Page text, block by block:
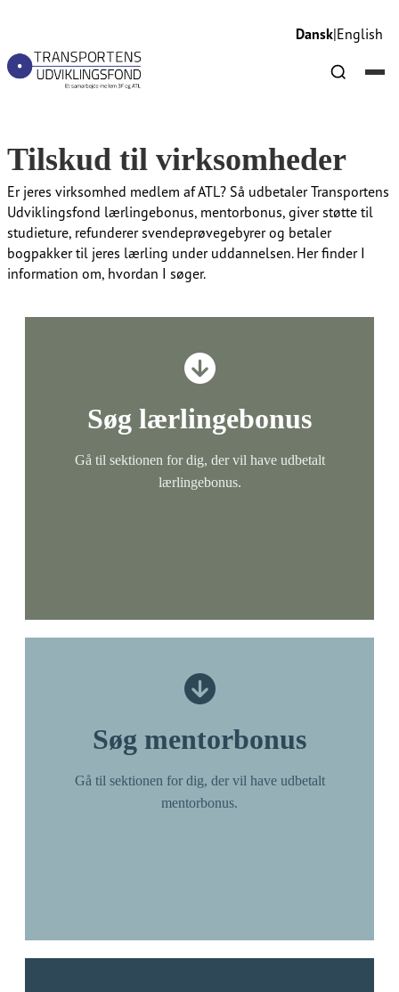
Dansk|English
Tilskud til virksomheder​​​​‌ ‍ ​‍​‍‌‍ ‌ ​‍‌‍‍‌‌‍‌ ‌‍‍‌‌‍ ‍​‍​‍​ ‍‍​‍​‍‌ ​ ‌‍​‌‌‍ ‍‌‍‍‌‌ ‌​‌ ‍‌​‍ ‍‌‍‍‌‌‍ ​‍​‍​‍ ​​‍​‍‌‍‍​‌ ​‍‌‍‌‌‌‍‌‍​‍​‍​ ‍‍​‍​‍‌‍‍​‌ ‌​‌ ‌​‌ ​​‌ ​ ​ ‍‍​‍ ​‍ ‌ ‌​‌ ‌‌​‍ ‍‌ ​ ‌‍​‌‌‍ ‍‌‍‍‌‌ ‌​‌ ‍‌​‍ ‍‌ ​ ‌ ‌​‌ ‌‌‌‍‌​‌‍‍‌‌‍ ​‍ ‌‍‍‌‌‍ ‍‌ ‌​‌‍‌‌‌‍ ‍‌ ‌​​‍ ‌‍‌‌‌‍‌​‌‍‍‌‌ ‌​​‍ ‌‍ ‌‌‍ ‌‍‌​‌‍‌‌​ ‌‌ ​​‌ ​‍‌‍‌‌‌ ​ ‌‍‌‌‌‍ ‍‌ ‌​‌‍​‌‌ ‌​‌‍‍‌‌‍ ‌‍ ‍​ ‍ ‌‍‍‌‌‍‌​​ ‌‌ ​​‌‍​‌‌‍‌ ‌‍‌‌​‍ ‌‌ ‌​‌‍‍‌‌‍ ​‌ ​ ‌‍‍ ‌ ‌‌‌‍‌​​‍ ‌‌ ‌​‌‍‍‌‌‍ ​​‍ ‌‌ ‌‍‌‍‍‌‌ ​‍‌‍‍ ‌ ​ ‌‍ ‌‍ ‌‌‍‍​‌‍‌‌‌‍‌​‌‍‌‌‌ ​‍​ ‍ ‌ ‌​‌ ‍‌‌ ​​‌‍‌‌​ ‌‌ ​​‌‍​‌‌‍‌ ‌‍‌‌​ ‍ ‌ ​​‌‍​‌‌ ‌​‌‍‍​​ ‌‌ ​ ‌‍‌‌‌‍​ ‌ ‌​‌‍‍‌‌‍ ‌‍ ‍‌ ​ ​‍‌‌​ ‌‌‌​​‍‌‌ ‌‍‍ ‌‍‌‌‌ ‍‌​‍‌‌​ ​ ‌​‌​​‍‌‌​ ​ ‌​‌​​‍‌‌​ ​‍​ ​‍​ ‌ ​ ​‌​ ‌‌​ ‌‍‌‍‌​​ ‌​​ ‌‍‌‍‌‍​ ‍‌‌‍‌​​ ‍‌‌‍​ ​‍‌‌​ ​‍​ ​‍​‍‌‌​ ‌‌‌​‌​​‍ ‍‌‍​ ‌‍ ‌‍ ‍‌ ‌​‌‍‌‌‌‍ ‍‌ ‌​​‍‌‌​ ‌‌‌​​‍‌‌ ‌‍‍ ‌‍‌‌‌ ‍‌​‍‌‌​ ​ ‌​‌​​‍‌‌​ ​ ‌​‌​​‍‌‌​ ​‍​ ​‍​ ​​​ ‍‌‌‍‌‍‌‍​ ​ ​‌​ ‌​‌‍‌‌​ ‍​​ ‌‌‌‍​ ‌‍‌​​ ​ ​‍‌‌​ ​‍​ ​‍​‍‌‌​ ‌‌‌​‌​​‍ ‍‌‍‍​‌‍‌‌‌‍​‌‌‍‌​‌‍‍‌‌‍ ‍‌‍‌ ​ ‌‍​‍‌‍​‌‌ ​ ‌‍‌‌‌‌‌‌‌ ​‍‌‍ ​​ ‌‌‍‍​‌ ‌​‌ ‌​‌ ​​‌ ​ ​‍‌‌​ ​ ‌​​‌​‍‌‌​ ​‍‌​‌‍​‍‌‌​ ​‍‌​‌‍‌ ‌​‌ ‌‌​‍ ‍‌ ​ ‌‍​‌‌‍ ‍‌‍‍‌‌ ‌​‌ ‍‌​‍ ‍‌ ​ ‌ ‌​‌ ‌‌‌‍‌​‌‍‍‌‌‍ ​‍‌‍‌‍‍‌‌‍‌​​ ‌‌ ​​‌‍​‌‌‍‌ ‌‍‌‌​‍ ‌‌ ‌​‌‍‍‌‌‍ ​‌ ​ ‌‍‍ ‌ ‌‌‌‍‌​​‍ ‌‌ ‌​‌‍‍‌‌‍ ​​‍ ‌‌ ‌‍‌‍‍‌‌ ​‍‌‍‍ ‌ ​ ‌‍ ‌‍ ‌‌‍‍​‌‍‌‌‌‍‌​‌‍‌‌‌ ​‍​‍‌‍‌ ‌​‌ ‍‌‌ ​​‌‍‌‌​ ‌‌ ​​‌‍​‌‌‍‌ ‌‍‌‌​‍‌‍‌ ​​‌‍​‌‌ ‌​‌‍‍​​ ‌‌ ​ ‌‍‌‌‌‍​ ‌ ‌​‌‍‍‌‌‍ ‌‍ ‍‌ ​ ​‍‌‌​ ‌‌‌​​‍‌‌ ‌‍‍ ‌‍‌‌‌ ‍‌​‍‌‌​ ​ ‌​‌​​‍‌‌​ ​ ‌​‌​​‍‌‌​ ​‍​ ​‍​ ‌ ​ ​‌​ ‌‌​ ‌‍‌‍‌​​ ‌​​ ‌‍‌‍‌‍​ ‍‌‌‍‌​​ ‍‌‌‍​ ​‍‌‌​ ​‍​ ​‍​‍‌‌​ ‌‌‌​‌​​‍ ‍‌‍​ ‌‍ ‌‍ ‍‌ ‌​‌‍‌‌‌‍ ‍‌ ‌​​‍‌‌​ ‌‌‌​​‍‌‌ ‌‍‍ ‌‍‌‌‌ ‍‌​‍‌‌​ ​ ‌​‌​​‍‌‌​ ​ ‌​‌​​‍‌‌​ ​‍​ ​‍​ ​​​ ‍‌‌‍‌‍‌‍​ ​ ​‌​ ‌​‌‍‌‌​ ‍​​ ‌‌‌‍​ ‌‍‌​​ ​ ​‍‌‌​ ​‍​ ​‍​‍‌‌​ ‌‌‌​‌​​‍ ‍‌‍‍​‌‍‌‌‌‍​‌‌‍‌​‌‍‍‌‌‍ ‍‌‍‌ ​‍‌‍‌ ​​‌‍‌‌‌ ​‍‌ ​ ‌ ​​‌‍‌‌‌‍​ ‌ ‌​‌‍‍‌‌ ‌‍‌‍‌‌​ ‌‌ ​​‌ ‌‌‌‍​‍‌‍ ​‌‍‍‌‌ ​ ‌‍‍​‌‍‌‌‌‍‌​​‍​‍‌ ‌
Er jeres virksomhed medlem af ATL? Så udbetaler Transportens
Udviklingsfond lærlingebonus, mentorbonus, giver støtte til
studieture, refunderer svendeprøvegebyrer og betaler
bogpakker til jeres lærling under uddannelsen. Her finder I
information om, hvordan I søger.​​​​‌ ‍ ​‍​‍‌‍ ‌ ​‍‌‍‍‌‌‍‌ ‌‍‍‌‌‍ ‍​‍​‍​ ‍‍​‍​‍‌ ​ ‌‍​‌‌‍ ‍‌‍‍‌‌ ‌​‌ ‍‌​‍ ‍‌‍‍‌‌‍ ​‍​‍​‍ ​​‍​‍‌‍‍​‌ ​‍‌‍‌‌‌‍‌‍​‍​‍​ ‍‍​‍​‍‌‍‍​‌ ‌​‌ ‌​‌ ​​‌ ​ ​ ‍‍​‍ ​‍ ‌ ‌​‌ ‌‌​‍ ‍‌ ​ ‌‍​‌‌‍ ‍‌‍‍‌‌ ‌​‌ ‍‌​‍ ‍‌ ​ ‌ ‌​‌ ‌‌‌‍‌​‌‍‍‌‌‍ ​‍ ‌‍‍‌‌‍ ‍‌ ‌​‌‍‌‌‌‍ ‍‌ ‌​​‍ ‌‍‌‌‌‍‌​‌‍‍‌‌ ‌​​‍ ‌‍ ‌‌‍ ‌‍‌​‌‍‌‌​ ‌‌ ​​‌ ​‍‌‍‌‌‌ ​ ‌‍‌‌‌‍ ‍‌ ‌​‌‍​‌‌ ‌​‌‍‍‌‌‍ ‌‍ ‍​ ‍ ‌‍‍‌‌‍‌​​ ‌‌ ​​‌‍​‌‌‍‌ ‌‍‌‌​‍ ‌‌ ‌​‌‍‍‌‌‍ ​‌ ​ ‌‍‍ ‌ ‌‌‌‍‌​​‍ ‌‌ ‌​‌‍‍‌‌‍ ​​‍ ‌‌ ‌‍‌‍‍‌‌ ​‍‌‍‍ ‌ ​ ‌‍ ‌‍ ‌‌‍‍​‌‍‌‌‌‍‌​‌‍‌‌‌ ​‍​ ‍ ‌ ‌​‌ ‍‌‌ ​​‌‍‌‌​ ‌‌ ​​‌‍​‌‌‍‌ ‌‍‌‌​ ‍ ‌ ​​‌‍​‌‌ ‌​‌‍‍​​ ‌‌ ​ ‌‍‌‌‌‍​ ‌ ‌​‌‍‍‌‌‍ ‌‍ ‍‌ ​ ​‍‌‌​ ‌‌‌​​‍‌‌ ‌‍‍ ‌‍‌‌‌ ‍‌​‍‌‌​ ​ ‌​‌​​‍‌‌​ ​ ‌​‌​​‍‌‌​ ​‍​ ​‍​ ‌ ​ ​‌​ ‌‌​ ‌‍‌‍‌​​ ‌​​ ‌‍‌‍‌‍​ ‍‌‌‍‌​​ ‍‌‌‍​ ​‍‌‌​ ​‍​ ​‍​‍‌‌​ ‌‌‌​‌​​‍ ‍‌‍​ ‌‍ ‌‍ ‍‌ ‌​‌‍‌‌‌‍ ‍‌ ‌​​‍‌‌​ ‌‌‌​​‍‌‌ ‌‍‍ ‌‍‌‌‌ ‍‌​‍‌‌​ ​ ‌​‌​​‍‌‌​ ​ ‌​‌​​‍‌‌​ ​‍​ ​‍​ ​​​ ‍‌‌‍‌‍‌‍​ ​ ​‌​ ‌​‌‍‌‌​ ‍​​ ‌‌‌‍​ ‌‍‌​​ ​ ​‍‌‌​ ​‍​ ​‍​‍‌‌​ ‌‌‌​‌​​‍ ‍‌‍​‍‌‍ ‌‍‌​‌ ‍‌​‍‌‌​ ‌‌‌​​‍‌‌ ‌‍‍ ‌‍‌‌‌ ‍‌​‍‌‌​ ​ ‌​‌​​‍‌‌​ ​ ‌​‌​​‍‌‌​ ​‍​ ​‍​ ‍‌​ ‍​‌‍‌‍​ ‌‌​ ‌​​ ​​​ ‍‌​ ‍​‌‍‌‍​ ​ ​ ‌​‌‍​‌​‍‌‌​ ​‍​ ​‍​‍‌‌​ ‌‌‌​‌​​‍ ‍‌‍​ ‌‍‍​‌‍‍‌‌‍ ​‌‍‌​‌ ​‍‌‍‌‌‌‍ ‍​‍‌‌​ ‌‌‌​​‍‌‌ ‌‍‍ ‌‍‌‌‌ ‍‌​‍‌‌​ ​ ‌​‌​​‍‌‌​ ​ ‌​‌​​‍‌‌​ ​‍​ ​‍​ ‌ ​ ‌ ​ ‌‌‌‍‌​‌‍‌‌​ ​‌‌‍‌‌‌‍​ ‌‍‌‍​ ​‍​ ​ ​ ‌‍​‍‌‌​ ​‍​ ​‍​‍‌‌​ ‌‌‌​‌​​‍ ‍‌ ‌​‌‍‌‌‌ ‍​‌ ‌​​ ‌‍​‍‌‍​‌‌ ​ ‌‍‌‌‌‌‌‌‌ ​‍‌‍ ​​ ‌‌‍‍​‌ ‌​‌ ‌​‌ ​​‌ ​ ​‍‌‌​ ​ ‌​​‌​‍‌‌​ ​‍‌​‌‍​‍‌‌​ ​‍‌​‌‍‌ ‌​‌ ‌‌​‍ ‍‌ ​ ‌‍​‌‌‍ ‍‌‍‍‌‌ ‌​‌ ‍‌​‍ ‍‌ ​ ‌ ‌​‌ ‌‌‌‍‌​‌‍‍‌‌‍ ​‍‌‍‌‍‍‌‌‍‌​​ ‌‌ ​​‌‍​‌‌‍‌ ‌‍‌‌​‍ ‌‌ ‌​‌‍‍‌‌‍ ​‌ ​ ‌‍‍ ‌ ‌‌‌‍‌​​‍ ‌‌ ‌​‌‍‍‌‌‍ ​​‍ ‌‌ ‌‍‌‍‍‌‌ ​‍‌‍‍ ‌ ​ ‌‍ ‌‍ ‌‌‍‍​‌‍‌‌‌‍‌​‌‍‌‌‌ ​‍​‍‌‍‌ ‌​‌ ‍‌‌ ​​‌‍‌‌​ ‌‌ ​​‌‍​‌‌‍‌ ‌‍‌‌​‍‌‍‌ ​​‌‍​‌‌ ‌​‌‍‍​​ ‌‌ ​ ‌‍‌‌‌‍​ ‌ ‌​‌‍‍‌‌‍ ‌‍ ‍‌ ​ ​‍‌‌​ ‌‌‌​​‍‌‌ ‌‍‍ ‌‍‌‌‌ ‍‌​‍‌‌​ ​ ‌​‌​​‍‌‌​ ​ ‌​‌​​‍‌‌​ ​‍​ ​‍​ ‌ ​ ​‌​ ‌‌​ ‌‍‌‍‌​​ ‌​​ ‌‍‌‍‌‍​ ‍‌‌‍‌​​ ‍‌‌‍​ ​‍‌‌​ ​‍​ ​‍​‍‌‌​ ‌‌‌​‌​​‍ ‍‌‍​ ‌‍ ‌‍ ‍‌ ‌​‌‍‌‌‌‍ ‍‌ ‌​​‍‌‌​ ‌‌‌​​‍‌‌ ‌‍‍ ‌‍‌‌‌ ‍‌​‍‌‌​ ​ ‌​‌​​‍‌‌​ ​ ‌​‌​​‍‌‌​ ​‍​ ​‍​ ​​​ ‍‌‌‍‌‍‌‍​ ​ ​‌​ ‌​‌‍‌‌​ ‍​​ ‌‌‌‍​ ‌‍‌​​ ​ ​‍‌‌​ ​‍​ ​‍​‍‌‌​ ‌‌‌​‌​​‍ ‍‌‍​‍‌‍ ‌‍‌​‌ ‍‌​‍‌‌​ ‌‌‌​​‍‌‌ ‌‍‍ ‌‍‌‌‌ ‍‌​‍‌‌​ ​ ‌​‌​​‍‌‌​ ​ ‌​‌​​‍‌‌​ ​‍​ ​‍​ ‍‌​ ‍​‌‍‌‍​ ‌‌​ ‌​​ ​​​ ‍‌​ ‍​‌‍‌‍​ ​ ​ ‌​‌‍​‌​‍‌‌​ ​‍​ ​‍​‍‌‌​ ‌‌‌​‌​​‍ ‍‌‍​ ‌‍‍​‌‍‍‌‌‍ ​‌‍‌​‌ ​‍‌‍‌‌‌‍ ‍​‍‌‌​ ‌‌‌​​‍‌‌ ‌‍‍ ‌‍‌‌‌ ‍‌​‍‌‌​ ​ ‌​‌​​‍‌‌​ ​ ‌​‌​​‍‌‌​ ​‍​ ​‍​ ‌ ​ ‌ ​ ‌‌‌‍‌​‌‍‌‌​ ​‌‌‍‌‌‌‍​ ‌‍‌‍​ ​‍​ ​ ​ ‌‍​‍‌‌​ ​‍​ ​‍​‍‌‌​ ‌‌‌​‌​​‍ ‍‌ ‌​‌‍‌‌‌ ‍​‌ ‌​​‍‌‍‌ ​​‌‍‌‌‌ ​‍‌ ​ ‌ ​​‌‍‌‌‌‍​ ‌ ‌​‌‍‍‌‌ ‌‍‌‍‌‌​ ‌‌ ​​‌ ‌‌‌‍​‍‌‍ ​‌‍‍‌‌ ​ ‌‍‍​‌‍‌‌‌‍‌​​‍​‍‌ ‌
Søg lærlingebonus​​​​‌ ‍ ​‍​‍‌‍ ‌ ​‍‌‍‍‌‌‍‌ ‌‍‍‌‌‍ ‍​‍​‍​ ‍‍​‍​‍‌ ​ ‌‍​‌‌‍ ‍‌‍‍‌‌ ‌​‌ ‍‌​‍ ‍‌‍‍‌‌‍ ​‍​‍​‍ ​​‍​‍‌‍‍​‌ ​‍‌‍‌‌‌‍‌‍​‍​‍​ ‍‍​‍​‍‌‍‍​‌ ‌​‌ ‌​‌ ​​‌ ​ ​ ‍‍​‍ ​‍ ‌ ‌​‌ ‌‌​‍ ‍‌ ​ ‌‍​‌‌‍ ‍‌‍‍‌‌ ‌​‌ ‍‌​‍ ‍‌ ​ ‌ ‌​‌ ‌‌‌‍‌​‌‍‍‌‌‍ ​‍ ‌‍‍‌‌‍ ‍‌ ‌​‌‍‌‌‌‍ ‍‌ ‌​​‍ ‌‍‌‌‌‍‌​‌‍‍‌‌ ‌​​‍ ‌‍ ‌‌‍ ‌‍‌​‌‍‌‌​ ‌‌ ​​‌ ​‍‌‍‌‌‌ ​ ‌‍‌‌‌‍ ‍‌ ‌​‌‍​‌‌ ‌​‌‍‍‌‌‍ ‌‍ ‍​ ‍ ‌‍‍‌‌‍‌​​ ‌‌ ​​‌‍​‌‌‍‌ ‌‍‌‌​‍ ‌‌ ‌​‌‍‍‌‌‍ ​‌ ​ ‌‍‍ ‌ ‌‌‌‍‌​​‍ ‌‌ ‌​‌‍‍‌‌‍ ​​‍ ‌‌ ‌‍‌‍‍‌‌ ​‍‌‍‍ ‌ ​ ‌‍ ‌‍ ‌‌‍‍​‌‍‌‌‌‍‌​‌‍‌‌‌ ​‍​ ‍ ‌ ‌​‌ ‍‌‌ ​​‌‍‌‌​ ‌‌ ​​‌‍​‌‌‍‌ ‌‍‌‌​ ‍ ‌ ​​‌‍​‌‌ ‌​‌‍‍​​ ‌‌ ​ ‌‍‌‌‌‍​ ‌ ‌​‌‍‍‌‌‍ ‌‍ ‍‌ ​ ​‍‌‌​ ‌‌‌​​‍‌‌ ‌‍‍ ‌‍‌‌‌ ‍‌​‍‌‌​ ​ ‌​‌​​‍‌‌​ ​ ‌​‌​​‍‌‌​ ​‍​ ​‍​ ‌​​ ​‍​ ​ ‌‍​‌​ ‍‌‌‍‌​‌‍‌‍‌‍​‍​‍‌‌​ ​‍​ ​‍​‍‌‌​ ‌‌‌​‌​​‍ ‍‌‍​ ‌‍ ‌‍ ‍‌ ‌​‌‍‌‌‌‍ ‍‌ ‌​​‍‌‌​ ‌‌‌​​‍‌‌ ‌‍‍ ‌‍‌‌‌ ‍‌​‍‌‌​ ​ ‌​‌​​‍‌‌​ ​ ‌​‌​​‍‌‌​ ​‍​ ​‍​ ‌‌​ ​‍​ ​​​ ​‌​ ‌ ​ ‌‍​ ‌​‌‍‌​​‍‌‌​ ​‍​ ​‍​‍‌‌​ ‌‌‌​‌​​‍ ‍‌‍​ ‌‍​‌‌ ​‍‌‍‌​‌ ​ ​‍‌‌​ ‌‌‌​​‍‌‌ ‌‍‍ ‌‍‌‌‌ ‍‌​‍‌‌​ ​ ‌​‌​​‍‌‌​ ​ ‌​‌​​‍‌‌​ ​‍​ ​‍​ ​ ​ ‌‌​ ‌​‌‍‌‌​ ‌‌​ ​ ‌‍‌‌​ ‌‍​‍‌‌​ ​‍​ ​‍​‍‌‌​ ‌‌‌​‌​​‍ ‍‌ ‌​‌‍‍‌‌ ‌​‌‍ ​‌‍‌‌​ ‌‍​‍‌‍​‌‌ ​ ‌‍‌‌‌‌‌‌‌ ​‍‌‍ ​​ ‌‌‍‍​‌ ‌​‌ ‌​‌ ​​‌ ​ ​‍‌‌​ ​ ‌​​‌​‍‌‌​ ​‍‌​‌‍​‍‌‌​ ​‍‌​‌‍‌ ‌​‌ ‌‌​‍ ‍‌ ​ ‌‍​‌‌‍ ‍‌‍‍‌‌ ‌​‌ ‍‌​‍ ‍‌ ​ ‌ ‌​‌ ‌‌‌‍‌​‌‍‍‌‌‍ ​‍‌‍‌‍‍‌‌‍‌​​ ‌‌ ​​‌‍​‌‌‍‌ ‌‍‌‌​‍ ‌‌ ‌​‌‍‍‌‌‍ ​‌ ​ ‌‍‍ ‌ ‌‌‌‍‌​​‍ ‌‌ ‌​‌‍‍‌‌‍ ​​‍ ‌‌ ‌‍‌‍‍‌‌ ​‍‌‍‍ ‌ ​ ‌‍ ‌‍ ‌‌‍‍​‌‍‌‌‌‍‌​‌‍‌‌‌ ​‍​‍‌‍‌ ‌​‌ ‍‌‌ ​​‌‍‌‌​ ‌‌ ​​‌‍​‌‌‍‌ ‌‍‌‌​‍‌‍‌ ​​‌‍​‌‌ ‌​‌‍‍​​ ‌‌ ​ ‌‍‌‌‌‍​ ‌ ‌​‌‍‍‌‌‍ ‌‍ ‍‌ ​ ​‍‌‌​ ‌‌‌​​‍‌‌ ‌‍‍ ‌‍‌‌‌ ‍‌​‍‌‌​ ​ ‌​‌​​‍‌‌​ ​ ‌​‌​​‍‌‌​ ​‍​ ​‍​ ‌​​ ​‍​ ​ ‌‍​‌​ ‍‌‌‍‌​‌‍‌‍‌‍​‍​‍‌‌​ ​‍​ ​‍​‍‌‌​ ‌‌‌​‌​​‍ ‍‌‍​ ‌‍ ‌‍ ‍‌ ‌​‌‍‌‌‌‍ ‍‌ ‌​​‍‌‌​ ‌‌‌​​‍‌‌ ‌‍‍ ‌‍‌‌‌ ‍‌​‍‌‌​ ​ ‌​‌​​‍‌‌​ ​ ‌​‌​​‍‌‌​ ​‍​ ​‍​ ‌‌​ ​‍​ ​​​ ​‌​ ‌ ​ ‌‍​ ‌​‌‍‌​​‍‌‌​ ​‍​ ​‍​‍‌‌​ ‌‌‌​‌​​‍ ‍‌‍​ ‌‍​‌‌ ​‍‌‍‌​‌ ​ ​‍‌‌​ ‌‌‌​​‍‌‌ ‌‍‍ ‌‍‌‌‌ ‍‌​‍‌‌​ ​ ‌​‌​​‍‌‌​ ​ ‌​‌​​‍‌‌​ ​‍​ ​‍​ ​ ​ ‌‌​ ‌​‌‍‌‌​ ‌‌​ ​ ‌‍‌‌​ ‌‍​‍‌‌​ ​‍​ ​‍​‍‌‌​ ‌‌‌​‌​​‍ ‍‌ ‌​‌‍‍‌‌ ‌​‌‍ ​‌‍‌‌​‍‌‍‌ ​​‌‍‌‌‌ ​‍‌ ​ ‌ ​​‌‍‌‌‌‍​ ‌ ‌​‌‍‍‌‌ ‌‍‌‍‌‌​ ‌‌ ​​‌ ‌‌‌‍​‍‌‍ ​‌‍‍‌‌ ​ ‌‍‍​‌‍‌‌‌‍‌​​‍​‍‌ ‌
Gå til sektionen for dig, der vil have udbetalt
lærlingebonus.​​​​‌ ‍ ​‍​‍‌‍ ‌ ​‍‌‍‍‌‌‍‌ ‌‍‍‌‌‍ ‍​‍​‍​ ‍‍​‍​‍‌ ​ ‌‍​‌‌‍ ‍‌‍‍‌‌ ‌​‌ ‍‌​‍ ‍‌‍‍‌‌‍ ​‍​‍​‍ ​​‍​‍‌‍‍​‌ ​‍‌‍‌‌‌‍‌‍​‍​‍​ ‍‍​‍​‍‌‍‍​‌ ‌​‌ ‌​‌ ​​‌ ​ ​ ‍‍​‍ ​‍ ‌ ‌​‌ ‌‌​‍ ‍‌ ​ ‌‍​‌‌‍ ‍‌‍‍‌‌ ‌​‌ ‍‌​‍ ‍‌ ​ ‌ ‌​‌ ‌‌‌‍‌​‌‍‍‌‌‍ ​‍ ‌‍‍‌‌‍ ‍‌ ‌​‌‍‌‌‌‍ ‍‌ ‌​​‍ ‌‍‌‌‌‍‌​‌‍‍‌‌ ‌​​‍ ‌‍ ‌‌‍ ‌‍‌​‌‍‌‌​ ‌‌ ​​‌ ​‍‌‍‌‌‌ ​ ‌‍‌‌‌‍ ‍‌ ‌​‌‍​‌‌ ‌​‌‍‍‌‌‍ ‌‍ ‍​ ‍ ‌‍‍‌‌‍‌​​ ‌‌ ​​‌‍​‌‌‍‌ ‌‍‌‌​‍ ‌‌ ‌​‌‍‍‌‌‍ ​‌ ​ ‌‍‍ ‌ ‌‌‌‍‌​​‍ ‌‌ ‌​‌‍‍‌‌‍ ​​‍ ‌‌ ‌‍‌‍‍‌‌ ​‍‌‍‍ ‌ ​ ‌‍ ‌‍ ‌‌‍‍​‌‍‌‌‌‍‌​‌‍‌‌‌ ​‍​ ‍ ‌ ‌​‌ ‍‌‌ ​​‌‍‌‌​ ‌‌ ​​‌‍​‌‌‍‌ ‌‍‌‌​ ‍ ‌ ​​‌‍​‌‌ ‌​‌‍‍​​ ‌‌ ​ ‌‍‌‌‌‍​ ‌ ‌​‌‍‍‌‌‍ ‌‍ ‍‌ ​ ​‍‌‌​ ‌‌‌​​‍‌‌ ‌‍‍ ‌‍‌‌‌ ‍‌​‍‌‌​ ​ ‌​‌​​‍‌‌​ ​ ‌​‌​​‍‌‌​ ​‍​ ​‍​ ‌​​ ​‍​ ​ ‌‍​‌​ ‍‌‌‍‌​‌‍‌‍‌‍​‍​‍‌‌​ ​‍​ ​‍​‍‌‌​ ‌‌‌​‌​​‍ ‍‌‍​ ‌‍ ‌‍ ‍‌ ‌​‌‍‌‌‌‍ ‍‌ ‌​​‍‌‌​ ‌‌‌​​‍‌‌ ‌‍‍ ‌‍‌‌‌ ‍‌​‍‌‌​ ​ ‌​‌​​‍‌‌​ ​ ‌​‌​​‍‌‌​ ​‍​ ​‍​ ‌‌​ ​‍​ ​​​ ​‌​ ‌ ​ ‌‍​ ‌​‌‍‌​​‍‌‌​ ​‍​ ​‍​‍‌‌​ ‌‌‌​‌​​‍ ‍‌‍​ ‌‍​‌‌ ​‍‌‍‌​‌ ​ ​‍‌‌​ ‌‌‌​​‍‌‌ ‌‍‍ ‌‍‌‌‌ ‍‌​‍‌‌​ ​ ‌​‌​​‍‌‌​ ​ ‌​‌​​‍‌‌​ ​‍​ ​‍​ ​ ​ ‌‌​ ‌​‌‍‌‌​ ‌‌​ ​ ‌‍‌‌​ ‌‍​‍‌‌​ ​‍​ ​‍​‍‌‌​ ‌‌‌​‌​​‍ ‍‌‍‌​‌‍‌‌‌ ​ ‌‍​ ‌ ​‍‌‍‍‌‌ ​​‌ ‌​‌‍‍‌‌‍ ‌‍ ‍​ ‌‍​‍‌‍​‌‌ ​ ‌‍‌‌‌‌‌‌‌ ​‍‌‍ ​​ ‌‌‍‍​‌ ‌​‌ ‌​‌ ​​‌ ​ ​‍‌‌​ ​ ‌​​‌​‍‌‌​ ​‍‌​‌‍​‍‌‌​ ​‍‌​‌‍‌ ‌​‌ ‌‌​‍ ‍‌ ​ ‌‍​‌‌‍ ‍‌‍‍‌‌ ‌​‌ ‍‌​‍ ‍‌ ​ ‌ ‌​‌ ‌‌‌‍‌​‌‍‍‌‌‍ ​‍‌‍‌‍‍‌‌‍‌​​ ‌‌ ​​‌‍​‌‌‍‌ ‌‍‌‌​‍ ‌‌ ‌​‌‍‍‌‌‍ ​‌ ​ ‌‍‍ ‌ ‌‌‌‍‌​​‍ ‌‌ ‌​‌‍‍‌‌‍ ​​‍ ‌‌ ‌‍‌‍‍‌‌ ​‍‌‍‍ ‌ ​ ‌‍ ‌‍ ‌‌‍‍​‌‍‌‌‌‍‌​‌‍‌‌‌ ​‍​‍‌‍‌ ‌​‌ ‍‌‌ ​​‌‍‌‌​ ‌‌ ​​‌‍​‌‌‍‌ ‌‍‌‌​‍‌‍‌ ​​‌‍​‌‌ ‌​‌‍‍​​ ‌‌ ​ ‌‍‌‌‌‍​ ‌ ‌​‌‍‍‌‌‍ ‌‍ ‍‌ ​ ​‍‌‌​ ‌‌‌​​‍‌‌ ‌‍‍ ‌‍‌‌‌ ‍‌​‍‌‌​ ​ ‌​‌​​‍‌‌​ ​ ‌​‌​​‍‌‌​ ​‍​ ​‍​ ‌​​ ​‍​ ​ ‌‍​‌​ ‍‌‌‍‌​‌‍‌‍‌‍​‍​‍‌‌​ ​‍​ ​‍​‍‌‌​ ‌‌‌​‌​​‍ ‍‌‍​ ‌‍ ‌‍ ‍‌ ‌​‌‍‌‌‌‍ ‍‌ ‌​​‍‌‌​ ‌‌‌​​‍‌‌ ‌‍‍ ‌‍‌‌‌ ‍‌​‍‌‌​ ​ ‌​‌​​‍‌‌​ ​ ‌​‌​​‍‌‌​ ​‍​ ​‍​ ‌‌​ ​‍​ ​​​ ​‌​ ‌ ​ ‌‍​ ‌​‌‍‌​​‍‌‌​ ​‍​ ​‍​‍‌‌​ ‌‌‌​‌​​‍ ‍‌‍​ ‌‍​‌‌ ​‍‌‍‌​‌ ​ ​‍‌‌​ ‌‌‌​​‍‌‌ ‌‍‍ ‌‍‌‌‌ ‍‌​‍‌‌​ ​ ‌​‌​​‍‌‌​ ​ ‌​‌​​‍‌‌​ ​‍​ ​‍​ ​ ​ ‌‌​ ‌​‌‍‌‌​ ‌‌​ ​ ‌‍‌‌​ ‌‍​‍‌‌​ ​‍​ ​‍​‍‌‌​ ‌‌‌​‌​​‍ ‍‌‍‌​‌‍‌‌‌ ​ ‌‍​ ‌ ​‍‌‍‍‌‌ ​​‌ ‌​‌‍‍‌‌‍ ‌‍ ‍​‍‌‍‌ ​​‌‍‌‌‌ ​‍‌ ​ ‌ ​​‌‍‌‌‌‍​ ‌ ‌​‌‍‍‌‌ ‌‍‌‍‌‌​ ‌‌ ​​‌ ‌‌‌‍​‍‌‍ ​‌‍‍‌‌ ​ ‌‍‍​‌‍‌‌‌‍‌​​‍​‍‌ ‌
Søg mentorbonus​​​​‌ ‍ ​‍​‍‌‍ ‌ ​‍‌‍‍‌‌‍‌ ‌‍‍‌‌‍ ‍​‍​‍​ ‍‍​‍​‍‌ ​ ‌‍​‌‌‍ ‍‌‍‍‌‌ ‌​‌ ‍‌​‍ ‍‌‍‍‌‌‍ ​‍​‍​‍ ​​‍​‍‌‍‍​‌ ​‍‌‍‌‌‌‍‌‍​‍​‍​ ‍‍​‍​‍‌‍‍​‌ ‌​‌ ‌​‌ ​​‌ ​ ​ ‍‍​‍ ​‍ ‌ ‌​‌ ‌‌​‍ ‍‌ ​ ‌‍​‌‌‍ ‍‌‍‍‌‌ ‌​‌ ‍‌​‍ ‍‌ ​ ‌ ‌​‌ ‌‌‌‍‌​‌‍‍‌‌‍ ​‍ ‌‍‍‌‌‍ ‍‌ ‌​‌‍‌‌‌‍ ‍‌ ‌​​‍ ‌‍‌‌‌‍‌​‌‍‍‌‌ ‌​​‍ ‌‍ ‌‌‍ ‌‍‌​‌‍‌‌​ ‌‌ ​​‌ ​‍‌‍‌‌‌ ​ ‌‍‌‌‌‍ ‍‌ ‌​‌‍​‌‌ ‌​‌‍‍‌‌‍ ‌‍ ‍​ ‍ ‌‍‍‌‌‍‌​​ ‌‌ ​​‌‍​‌‌‍‌ ‌‍‌‌​‍ ‌‌ ‌​‌‍‍‌‌‍ ​‌ ​ ‌‍‍ ‌ ‌‌‌‍‌​​‍ ‌‌ ‌​‌‍‍‌‌‍ ​​‍ ‌‌ ‌‍‌‍‍‌‌ ​‍‌‍‍ ‌ ​ ‌‍ ‌‍ ‌‌‍‍​‌‍‌‌‌‍‌​‌‍‌‌‌ ​‍​ ‍ ‌ ‌​‌ ‍‌‌ ​​‌‍‌‌​ ‌‌ ​​‌‍​‌‌‍‌ ‌‍‌‌​ ‍ ‌ ​​‌‍​‌‌ ‌​‌‍‍​​ ‌‌ ​ ‌‍‌‌‌‍​ ‌ ‌​‌‍‍‌‌‍ ‌‍ ‍‌ ​ ​‍‌‌​ ‌‌‌​​‍‌‌ ‌‍‍ ‌‍‌‌‌ ‍‌​‍‌‌​ ​ ‌​‌​​‍‌‌​ ​ ‌​‌​​‍‌‌​ ​‍​ ​‍​ ‌​​ ​‍​ ​ ‌‍​‌​ ‍‌‌‍‌​‌‍‌‍‌‍​‍​‍‌‌​ ​‍​ ​‍​‍‌‌​ ‌‌‌​‌​​‍ ‍‌‍​ ‌‍ ‌‍ ‍‌ ‌​‌‍‌‌‌‍ ‍‌ ‌​​‍‌‌​ ‌‌‌​​‍‌‌ ‌‍‍ ‌‍‌‌‌ ‍‌​‍‌‌​ ​ ‌​‌​​‍‌‌​ ​ ‌​‌​​‍‌‌​ ​‍​ ​‍​ ‌‌​ ​‍​ ​​​ ​‌​ ‌ ​ ‌‍​ ‌​‌‍‌​​‍‌‌​ ​‍​ ​‍​‍‌‌​ ‌‌‌​‌​​‍ ‍‌‍​ ‌‍​‌‌ ​‍‌‍‌​‌ ​ ​‍‌‌​ ‌‌‌​​‍‌‌ ‌‍‍ ‌‍‌‌‌ ‍‌​‍‌‌​ ​ ‌​‌​​‍‌‌​ ​ ‌​‌​​‍‌‌​ ​‍​ ​‍‌‍‌‍​ ‌ ​ ​‍‌‍‌​‌‍‌‌‌‍​ ‌‍​ ‌‍​‌​‍‌‌​ ​‍​ ​‍​‍‌‌​ ‌‌‌​‌​​‍ ‍‌ ‌​‌‍‍‌‌ ‌​‌‍ ​‌‍‌‌​ ‌‍​‍‌‍​‌‌ ​ ‌‍‌‌‌‌‌‌‌ ​‍‌‍ ​​ ‌‌‍‍​‌ ‌​‌ ‌​‌ ​​‌ ​ ​‍‌‌​ ​ ‌​​‌​‍‌‌​ ​‍‌​‌‍​‍‌‌​ ​‍‌​‌‍‌ ‌​‌ ‌‌​‍ ‍‌ ​ ‌‍​‌‌‍ ‍‌‍‍‌‌ ‌​‌ ‍‌​‍ ‍‌ ​ ‌ ‌​‌ ‌‌‌‍‌​‌‍‍‌‌‍ ​‍‌‍‌‍‍‌‌‍‌​​ ‌‌ ​​‌‍​‌‌‍‌ ‌‍‌‌​‍ ‌‌ ‌​‌‍‍‌‌‍ ​‌ ​ ‌‍‍ ‌ ‌‌‌‍‌​​‍ ‌‌ ‌​‌‍‍‌‌‍ ​​‍ ‌‌ ‌‍‌‍‍‌‌ ​‍‌‍‍ ‌ ​ ‌‍ ‌‍ ‌‌‍‍​‌‍‌‌‌‍‌​‌‍‌‌‌ ​‍​‍‌‍‌ ‌​‌ ‍‌‌ ​​‌‍‌‌​ ‌‌ ​​‌‍​‌‌‍‌ ‌‍‌‌​‍‌‍‌ ​​‌‍​‌‌ ‌​‌‍‍​​ ‌‌ ​ ‌‍‌‌‌‍​ ‌ ‌​‌‍‍‌‌‍ ‌‍ ‍‌ ​ ​‍‌‌​ ‌‌‌​​‍‌‌ ‌‍‍ ‌‍‌‌‌ ‍‌​‍‌‌​ ​ ‌​‌​​‍‌‌​ ​ ‌​‌​​‍‌‌​ ​‍​ ​‍​ ‌​​ ​‍​ ​ ‌‍​‌​ ‍‌‌‍‌​‌‍‌‍‌‍​‍​‍‌‌​ ​‍​ ​‍​‍‌‌​ ‌‌‌​‌​​‍ ‍‌‍​ ‌‍ ‌‍ ‍‌ ‌​‌‍‌‌‌‍ ‍‌ ‌​​‍‌‌​ ‌‌‌​​‍‌‌ ‌‍‍ ‌‍‌‌‌ ‍‌​‍‌‌​ ​ ‌​‌​​‍‌‌​ ​ ‌​‌​​‍‌‌​ ​‍​ ​‍​ ‌‌​ ​‍​ ​​​ ​‌​ ‌ ​ ‌‍​ ‌​‌‍‌​​‍‌‌​ ​‍​ ​‍​‍‌‌​ ‌‌‌​‌​​‍ ‍‌‍​ ‌‍​‌‌ ​‍‌‍‌​‌ ​ ​‍‌‌​ ‌‌‌​​‍‌‌ ‌‍‍ ‌‍‌‌‌ ‍‌​‍‌‌​ ​ ‌​‌​​‍‌‌​ ​ ‌​‌​​‍‌‌​ ​‍​ ​‍‌‍‌‍​ ‌ ​ ​‍‌‍‌​‌‍‌‌‌‍​ ‌‍​ ‌‍​‌​‍‌‌​ ​‍​ ​‍​‍‌‌​ ‌‌‌​‌​​‍ ‍‌ ‌​‌‍‍‌‌ ‌​‌‍ ​‌‍‌‌​‍‌‍‌ ​​‌‍‌‌‌ ​‍‌ ​ ‌ ​​‌‍‌‌‌‍​ ‌ ‌​‌‍‍‌‌ ‌‍‌‍‌‌​ ‌‌ ​​‌ ‌‌‌‍​‍‌‍ ​‌‍‍‌‌ ​ ‌‍‍​‌‍‌‌‌‍‌​​‍​‍‌ ‌
Gå til sektionen for dig, der vil have udbetalt
mentorbonus.​​​​‌ ‍ ​‍​‍‌‍ ‌ ​‍‌‍‍‌‌‍‌ ‌‍‍‌‌‍ ‍​‍​‍​ ‍‍​‍​‍‌ ​ ‌‍​‌‌‍ ‍‌‍‍‌‌ ‌​‌ ‍‌​‍ ‍‌‍‍‌‌‍ ​‍​‍​‍ ​​‍​‍‌‍‍​‌ ​‍‌‍‌‌‌‍‌‍​‍​‍​ ‍‍​‍​‍‌‍‍​‌ ‌​‌ ‌​‌ ​​‌ ​ ​ ‍‍​‍ ​‍ ‌ ‌​‌ ‌‌​‍ ‍‌ ​ ‌‍​‌‌‍ ‍‌‍‍‌‌ ‌​‌ ‍‌​‍ ‍‌ ​ ‌ ‌​‌ ‌‌‌‍‌​‌‍‍‌‌‍ ​‍ ‌‍‍‌‌‍ ‍‌ ‌​‌‍‌‌‌‍ ‍‌ ‌​​‍ ‌‍‌‌‌‍‌​‌‍‍‌‌ ‌​​‍ ‌‍ ‌‌‍ ‌‍‌​‌‍‌‌​ ‌‌ ​​‌ ​‍‌‍‌‌‌ ​ ‌‍‌‌‌‍ ‍‌ ‌​‌‍​‌‌ ‌​‌‍‍‌‌‍ ‌‍ ‍​ ‍ ‌‍‍‌‌‍‌​​ ‌‌ ​​‌‍​‌‌‍‌ ‌‍‌‌​‍ ‌‌ ‌​‌‍‍‌‌‍ ​‌ ​ ‌‍‍ ‌ ‌‌‌‍‌​​‍ ‌‌ ‌​‌‍‍‌‌‍ ​​‍ ‌‌ ‌‍‌‍‍‌‌ ​‍‌‍‍ ‌ ​ ‌‍ ‌‍ ‌‌‍‍​‌‍‌‌‌‍‌​‌‍‌‌‌ ​‍​ ‍ ‌ ‌​‌ ‍‌‌ ​​‌‍‌‌​ ‌‌ ​​‌‍​‌‌‍‌ ‌‍‌‌​ ‍ ‌ ​​‌‍​‌‌ ‌​‌‍‍​​ ‌‌ ​ ‌‍‌‌‌‍​ ‌ ‌​‌‍‍‌‌‍ ‌‍ ‍‌ ​ ​‍‌‌​ ‌‌‌​​‍‌‌ ‌‍‍ ‌‍‌‌‌ ‍‌​‍‌‌​ ​ ‌​‌​​‍‌‌​ ​ ‌​‌​​‍‌‌​ ​‍​ ​‍​ ‌​​ ​‍​ ​ ‌‍​‌​ ‍‌‌‍‌​‌‍‌‍‌‍​‍​‍‌‌​ ​‍​ ​‍​‍‌‌​ ‌‌‌​‌​​‍ ‍‌‍​ ‌‍ ‌‍ ‍‌ ‌​‌‍‌‌‌‍ ‍‌ ‌​​‍‌‌​ ‌‌‌​​‍‌‌ ‌‍‍ ‌‍‌‌‌ ‍‌​‍‌‌​ ​ ‌​‌​​‍‌‌​ ​ ‌​‌​​‍‌‌​ ​‍​ ​‍​ ‌‌​ ​‍​ ​​​ ​‌​ ‌ ​ ‌‍​ ‌​‌‍‌​​‍‌‌​ ​‍​ ​‍​‍‌‌​ ‌‌‌​‌​​‍ ‍‌‍​ ‌‍​‌‌ ​‍‌‍‌​‌ ​ ​‍‌‌​ ‌‌‌​​‍‌‌ ‌‍‍ ‌‍‌‌‌ ‍‌​‍‌‌​ ​ ‌​‌​​‍‌‌​ ​ ‌​‌​​‍‌‌​ ​‍​ ​‍‌‍‌‍​ ‌ ​ ​‍‌‍‌​‌‍‌‌‌‍​ ‌‍​ ‌‍​‌​‍‌‌​ ​‍​ ​‍​‍‌‌​ ‌‌‌​‌​​‍ ‍‌‍‌​‌‍‌‌‌ ​ ‌‍​ ‌ ​‍‌‍‍‌‌ ​​‌ ‌​‌‍‍‌‌‍ ‌‍ ‍​ ‌‍​‍‌‍​‌‌ ​ ‌‍‌‌‌‌‌‌‌ ​‍‌‍ ​​ ‌‌‍‍​‌ ‌​‌ ‌​‌ ​​‌ ​ ​‍‌‌​ ​ ‌​​‌​‍‌‌​ ​‍‌​‌‍​‍‌‌​ ​‍‌​‌‍‌ ‌​‌ ‌‌​‍ ‍‌ ​ ‌‍​‌‌‍ ‍‌‍‍‌‌ ‌​‌ ‍‌​‍ ‍‌ ​ ‌ ‌​‌ ‌‌‌‍‌​‌‍‍‌‌‍ ​‍‌‍‌‍‍‌‌‍‌​​ ‌‌ ​​‌‍​‌‌‍‌ ‌‍‌‌​‍ ‌‌ ‌​‌‍‍‌‌‍ ​‌ ​ ‌‍‍ ‌ ‌‌‌‍‌​​‍ ‌‌ ‌​‌‍‍‌‌‍ ​​‍ ‌‌ ‌‍‌‍‍‌‌ ​‍‌‍‍ ‌ ​ ‌‍ ‌‍ ‌‌‍‍​‌‍‌‌‌‍‌​‌‍‌‌‌ ​‍​‍‌‍‌ ‌​‌ ‍‌‌ ​​‌‍‌‌​ ‌‌ ​​‌‍​‌‌‍‌ ‌‍‌‌​‍‌‍‌ ​​‌‍​‌‌ ‌​‌‍‍​​ ‌‌ ​ ‌‍‌‌‌‍​ ‌ ‌​‌‍‍‌‌‍ ‌‍ ‍‌ ​ ​‍‌‌​ ‌‌‌​​‍‌‌ ‌‍‍ ‌‍‌‌‌ ‍‌​‍‌‌​ ​ ‌​‌​​‍‌‌​ ​ ‌​‌​​‍‌‌​ ​‍​ ​‍​ ‌​​ ​‍​ ​ ‌‍​‌​ ‍‌‌‍‌​‌‍‌‍‌‍​‍​‍‌‌​ ​‍​ ​‍​‍‌‌​ ‌‌‌​‌​​‍ ‍‌‍​ ‌‍ ‌‍ ‍‌ ‌​‌‍‌‌‌‍ ‍‌ ‌​​‍‌‌​ ‌‌‌​​‍‌‌ ‌‍‍ ‌‍‌‌‌ ‍‌​‍‌‌​ ​ ‌​‌​​‍‌‌​ ​ ‌​‌​​‍‌‌​ ​‍​ ​‍​ ‌‌​ ​‍​ ​​​ ​‌​ ‌ ​ ‌‍​ ‌​‌‍‌​​‍‌‌​ ​‍​ ​‍​‍‌‌​ ‌‌‌​‌​​‍ ‍‌‍​ ‌‍​‌‌ ​‍‌‍‌​‌ ​ ​‍‌‌​ ‌‌‌​​‍‌‌ ‌‍‍ ‌‍‌‌‌ ‍‌​‍‌‌​ ​ ‌​‌​​‍‌‌​ ​ ‌​‌​​‍‌‌​ ​‍​ ​‍‌‍‌‍​ ‌ ​ ​‍‌‍‌​‌‍‌‌‌‍​ ‌‍​ ‌‍​‌​‍‌‌​ ​‍​ ​‍​‍‌‌​ ‌‌‌​‌​​‍ ‍‌‍‌​‌‍‌‌‌ ​ ‌‍​ ‌ ​‍‌‍‍‌‌ ​​‌ ‌​‌‍‍‌‌‍ ‌‍ ‍​‍‌‍‌ ​​‌‍‌‌‌ ​‍‌ ​ ‌ ​​‌‍‌‌‌‍​ ‌ ‌​‌‍‍‌‌ ‌‍‌‍‌‌​ ‌‌ ​​‌ ‌‌‌‍​‍‌‍ ​‌‍‍‌‌ ​ ‌‍‍​‌‍‌‌‌‍‌​​‍​‍‌ ‌